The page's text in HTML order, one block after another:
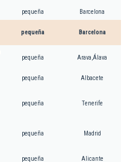
pequeña Barcelona
pequeña Barcelona
pequeña Arava,Álava
pequeña Albacete
pequeña Tenerife
pequeña Madrid
pequeña Alicante